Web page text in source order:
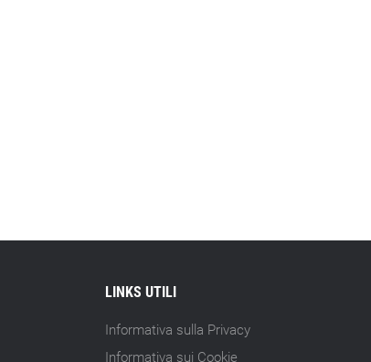
LINKS UTILI
Informativa sulla Privacy
Informativa sui Cookie